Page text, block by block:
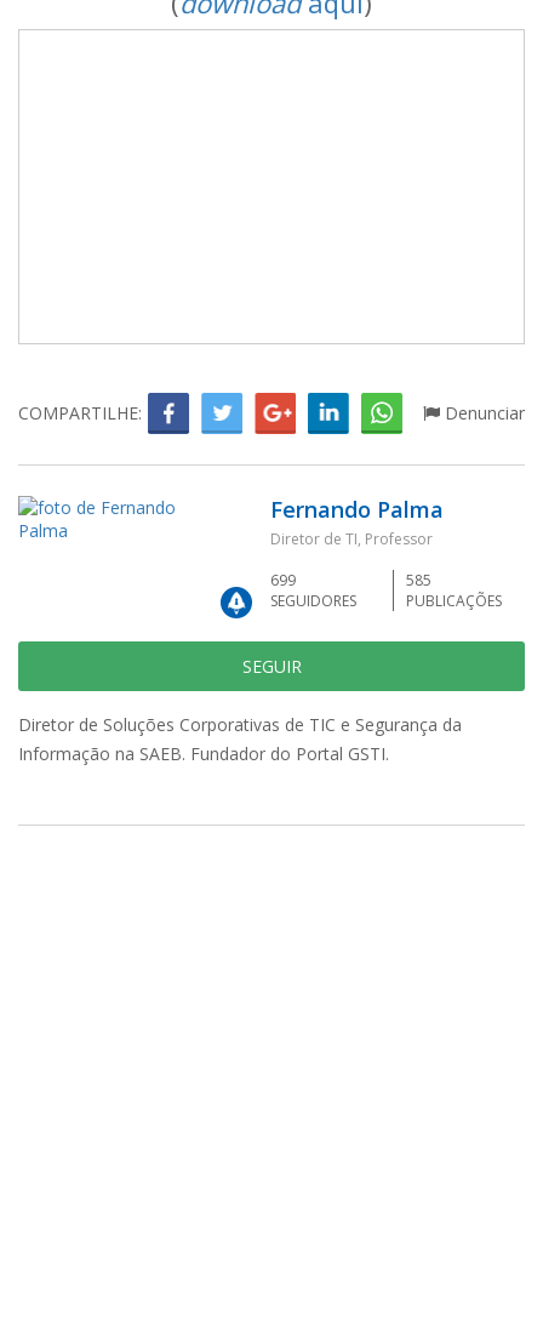
COMPARTILHE: Denunciar
Fernando Palma
Diretor de TI, Professor
699
SEGUIDORES
585
PUBLICAÇÕES
SEGUIR
Diretor de Soluções Corporativas de TIC e Segurança da
Informação na SAEB. Fundador do Portal GSTI.